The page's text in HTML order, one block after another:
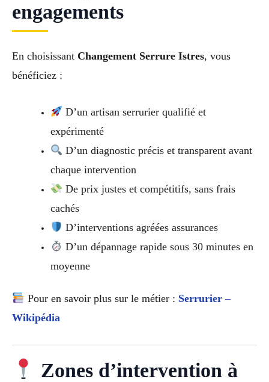
engagements
En choisissant Changement Serrure Istres, vous
bénéficiez :
D’un artisan serrurier qualifié et
expérimenté
D’un diagnostic précis et transparent avant
chaque intervention
De prix justes et compétitifs, sans frais
cachés
D’interventions agréées assurances
D’un dépannage rapide sous 30 minutes en
moyenne
Pour en savoir plus sur le métier : Serrurier –
Wikipédia
Zones d’intervention à